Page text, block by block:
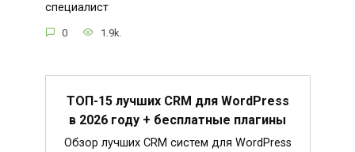
специалист
0 1.9k.
ТОП-15 лучших CRM для WordPress
в 2026 году + бесплатные плагины
Обзор лучших CRM систем для WordPress